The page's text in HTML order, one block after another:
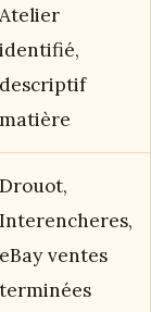
Atelier
identifié,
descriptif
matière
Drouot,
Interencheres,
eBay ventes
terminées